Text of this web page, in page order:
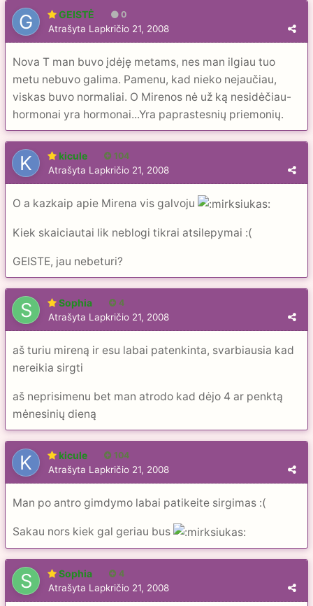
GEISTĖ 0
Atrašyta Lapkričio 21, 2008
Nova T man buvo įdėję metams, nes man ilgiau tuo
metu nebuvo galima. Pamenu, kad nieko nejaučiau,
viskas buvo normaliai. O Mirenos nė už ką nesidėčiau-
hormonai yra hormonai...Yra paprastesnių priemonių.
kicule 104
Atrašyta Lapkričio 21, 2008
O a kazkaip apie Mirena vis galvoju
Kiek skaiciautai lik neblogi tikrai atsilepymai :(
GEISTE, jau nebeturi?
Sophia 4
Atrašyta Lapkričio 21, 2008
aš turiu mireną ir esu labai patenkinta, svarbiausia kad
nereikia sirgti
aš neprisimenu bet man atrodo kad dėjo 4 ar penktą
mėnesinių dieną
kicule 104
Atrašyta Lapkričio 21, 2008
Man po antro gimdymo labai patikeite sirgimas :(
Sakau nors kiek gal geriau bus
Sophia 4
Atrašyta Lapkričio 21, 2008